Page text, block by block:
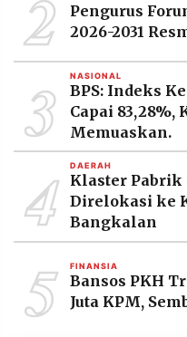
PT.
RESOLUSI
MEDIA
2
Pengurus
2026-2031
3 NASIONAL
BPS: Indeks
Capai 83,28%,
Memuaskan.
4 DAERAH
Klaster Pabrik
Direlokasi ke
Bangkalan
5 FINANSIA
Bansos PKH
Juta KPM,